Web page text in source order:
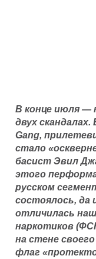
В конце июля —
двух
Gang,
стало
басист Эвил
этого
русском
состоялось, да
отличилась
наркотиков
на стене
флаг